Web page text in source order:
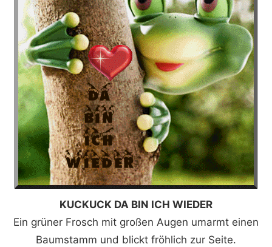
KUCKUCK DA BIN ICH WIEDER
Ein grüner Frosch mit großen Augen umarmt einen
Baumstamm und blickt fröhlich zur Seite.